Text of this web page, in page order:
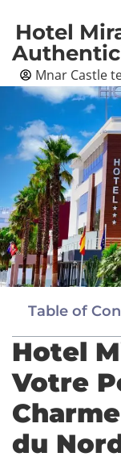
Hotel
Mnar Castle
Table of
Hotel
Votre
du